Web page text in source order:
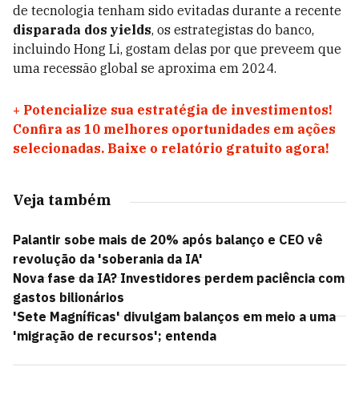
de tecnologia tenham sido evitadas durante a recente
disparada dos yields, os estrategistas do banco,
incluindo Hong Li, gostam delas por que preveem que
uma recessão global se aproxima em 2024.
+ Potencialize sua estratégia de investimentos!
Confira as 10 melhores oportunidades em ações
selecionadas. Baixe o relatório gratuito agora!
Veja também
Palantir sobe mais de 20% após balanço e CEO vê
revolução da 'soberania da IA'
Nova fase da IA? Investidores perdem paciência com
gastos bilionários
'Sete Magníficas' divulgam balanços em meio a uma
'migração de recursos'; entenda